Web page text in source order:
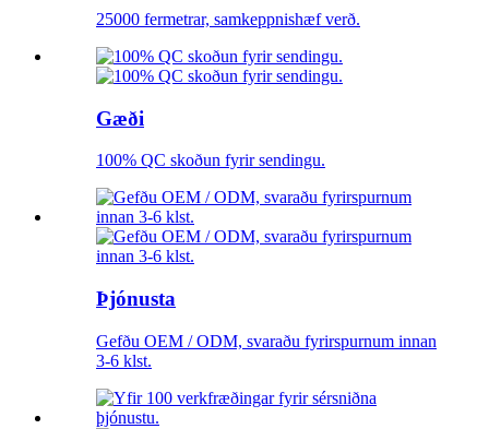
25000 fermetrar, samkeppnishæf verð.
Gæði
100% QC skoðun fyrir sendingu.
Þjónusta
Gefðu OEM / ODM, svaraðu fyrirspurnum innan
3-6 klst.